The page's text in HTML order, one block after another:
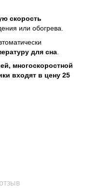
скорость
или обогрева.
для сна
многоскоростной
входят в цену 25